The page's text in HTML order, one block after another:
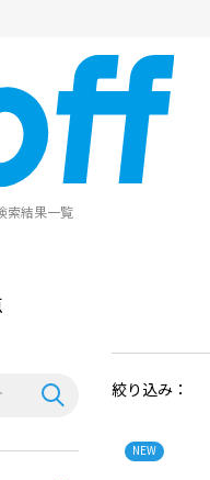
索結果一覧
絞り込み：
NEW